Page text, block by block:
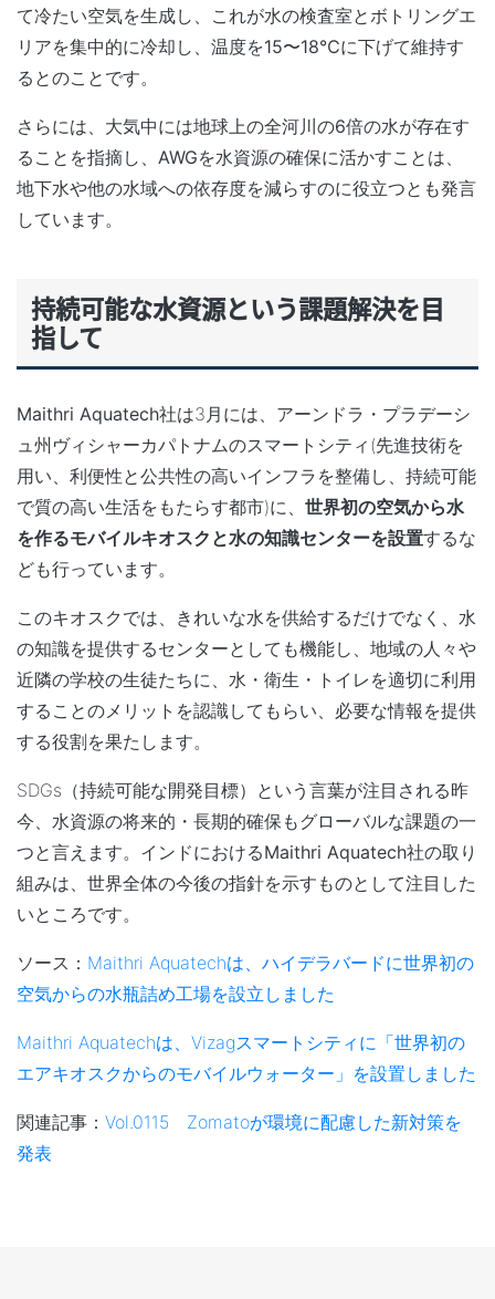
て冷たい空気を生成し、これが水の検査室とボトリングエ
リアを集中的に冷却し、温度を15〜18℃に下げて維持す
るとのことです。
さらには、大気中には地球上の全河川の6倍の水が存在す
ることを指摘し、AWGを水資源の確保に活かすことは、
地下水や他の水域への依存度を減らすのに役立つとも発言
しています。
持続可能な水資源という課題解決を目
指して
Maithri Aquatech社は3月には、アーンドラ・プラデーシ
ュ州ヴィシャーカパトナムのスマートシティ (先進技術を
用い、利便性と公共性の高いインフラを整備し、持続可能
で質の高い生活をもたらす都市)に、 世界初の空気から水
を作るモバイルキオスクと水の知識センターを設置するな
ども行っています。
このキオスクでは、きれいな水を供給するだけでなく、水
の知識を提供するセンターとしても機能し、地域の人々や
近隣の学校の生徒たちに、水・衛生・トイレを適切に利用
することのメリットを認識してもらい、必要な情報を提供
する役割を果たします。
SDGs（持続可能な開発目標）という言葉が注目される昨
今、水資源の将来的・長期的確保もグローバルな課題の一
つと言えます。インドにおけるMaithri Aquatech社の取り
組みは、世界全体の今後の指針を示すものとして注目した
いところです。
ソース： Maithri Aquatechは、ハイデラバードに世界初の
空気からの水瓶詰め工場を設立しました
Maithri Aquatechは、Vizagスマートシティに「世界初の
エアキオスクからのモバイルウォーター」を設置しました
関連記事： Vol.0115 Zomatoが環境に配慮した新対策を
発表